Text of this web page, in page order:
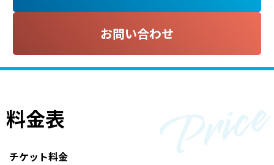
お問い合わせ
料金表
チケット料金